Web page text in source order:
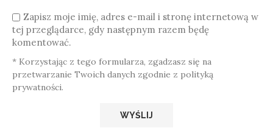
Zapisz moje imię, adres e-mail i stronę internetową w
tej przeglądarce, gdy następnym razem będę
komentować.
* Korzystając z tego formularza, zgadzasz się na
przetwarzanie Twoich danych zgodnie z polityką
prywatności.